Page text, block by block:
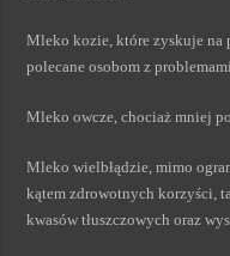
Mleko kozie, które zyskuje na
polecane osobom z
Mleko owcze, chociaż mniej
Mleko wielbłądzie, mimo
kątem zdrowotnych korzyści,
kwasów tłuszczowych oraz